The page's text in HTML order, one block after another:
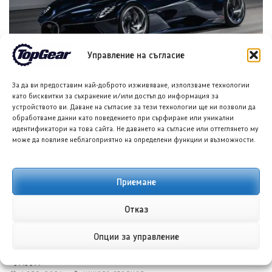
Управление на съгласие
За да ви предоставим най-доброто изживяване, използваме технологии
като бисквитки за съхранение и/или достъп до информация за
устройството ви. Даване на съгласие за тези технологии ще ни позволи да
обработваме данни като поведението при сърфиране или уникални
идентификатори на това сайта. Не даването на съгласие или оттеглянето му
може да повлияе неблагоприятно на определени функции и възможности.
Приемане
Отказ
Опции за управление
Бугати Дестриер ще бъде представен като върховния
еднократен W16 хиперавтомобил
6 АВГ. 2026 ТЕОДОРА ИЛИЕВА